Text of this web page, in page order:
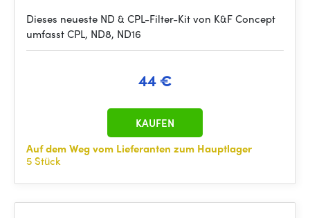
Dieses neueste ND & CPL-Filter-Kit von K&F Concept
umfasst CPL, ND8, ND16
44 €
Auf dem Weg vom Lieferanten zum Hauptlager
5 Stück
KAUFEN